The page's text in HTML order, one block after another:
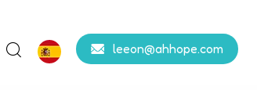
leeon@ahhope.com